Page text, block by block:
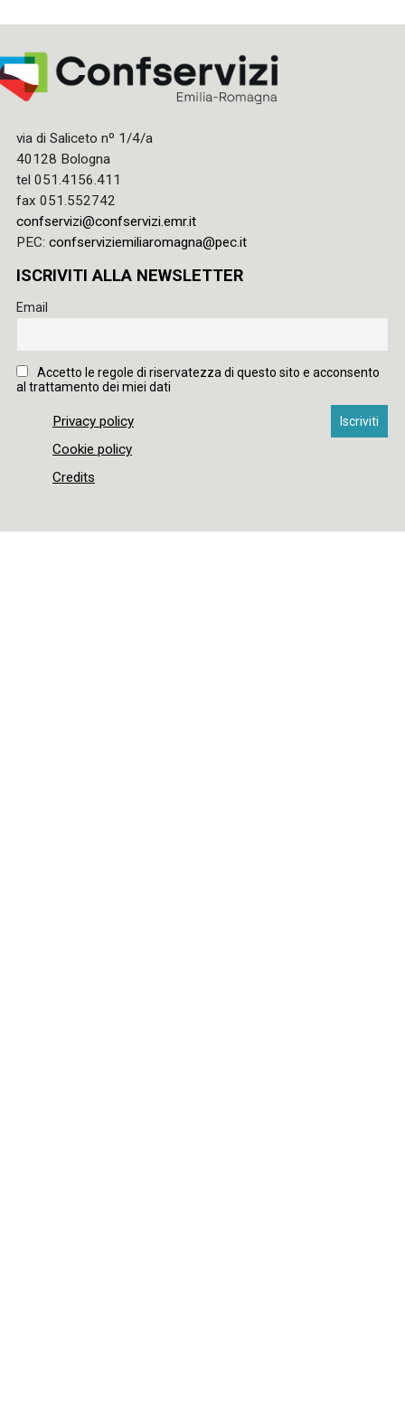
via di Saliceto nº 1/4/a
40128 Bologna
tel 051.4156.411
fax 051.552742
confservizi@confservizi.emr.it
PEC: confserviziemiliaromagna@pec.it
ISCRIVITI ALLA NEWSLETTER
Email
Accetto le regole di riservatezza di questo sito e acconsento
al trattamento dei miei dati
Privacy policy
Cookie policy
Credits